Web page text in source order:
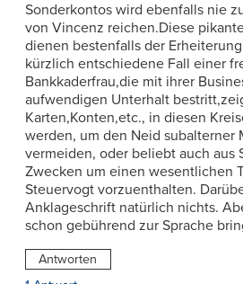
Sonderkontos wird ebenfalls nie
von Vincenz reichen.Diese
dienen bestenfalls der
kürzlich entschiedene Fall einer
Bankkaderfrau,die mit ihrer
aufwendigen Unterhalt
Karten,Konten,etc., in diesen
werden, um den Neid subalterner
vermeiden, oder beliebt auch aus
Zwecken um einen wesentlichen
Steuervogt vorzuenthalten.
Anklageschrift natürlich nichts.
schon gebührend zur Sprache
Antworten